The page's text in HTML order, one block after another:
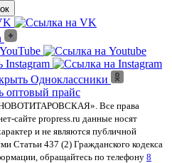
Instagram
Одноклассники
оптовый прайс
Все права
сайте propress.ru данные носят
и не являются публичной
Статьи 437 (2) Гражданского кодекса
обращайтесь по телефону 8